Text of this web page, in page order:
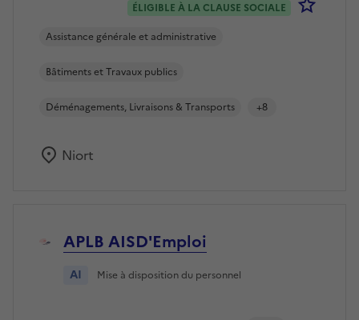
ÉLIGIBLE À LA CLAUSE SOCIALE
Assistance générale et administrative
Bâtiments et Travaux publics
Déménagements, Livraisons & Transports +8
Niort
APLB AISD'Emploi
AI Mise à disposition du personnel